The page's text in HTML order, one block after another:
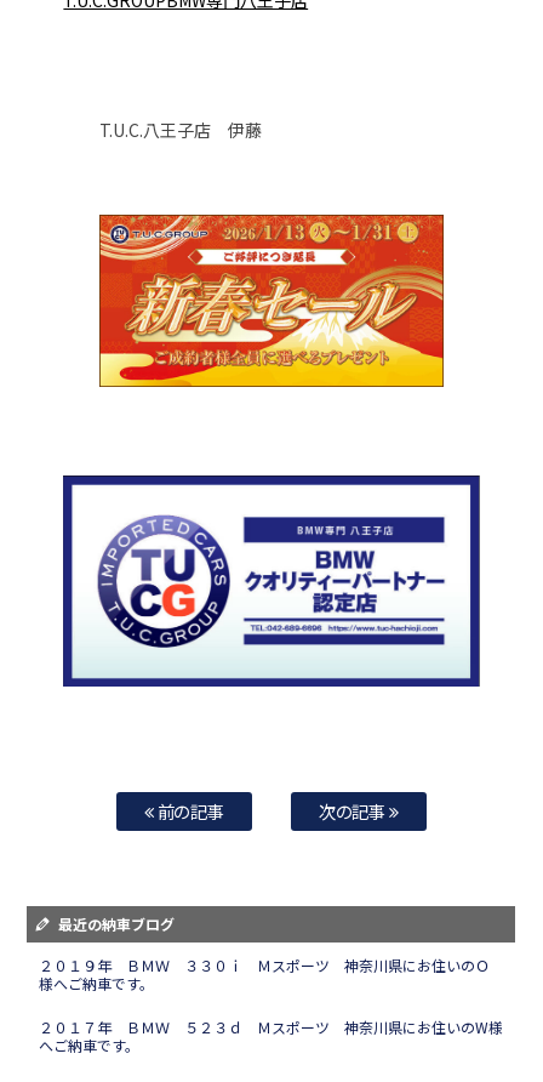
T.U.C.八王子店 伊藤
前の記事 次の記事
最近の納車ブログ
２０１９年 ＢＭＷ ３３０ｉ Ｍスポーツ 神奈川県にお住いのＯ
様へご納車です。
２０１７年 ＢＭＷ ５２３ｄ Ｍスポーツ 神奈川県にお住いのW様
へご納車です。